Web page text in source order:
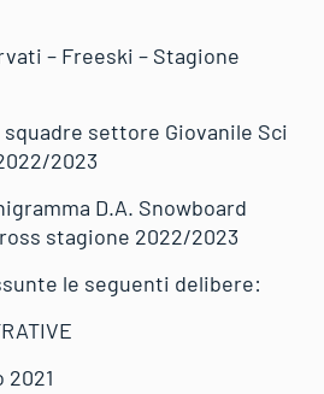
– Freeski – Stagione
settore Giovanile Sci
2023
D.A. Snowboard
stagione 2022/2023
le seguenti delibere: